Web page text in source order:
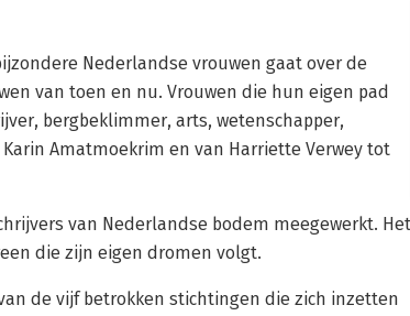
Nederlandse vrouwen gaat over de
van toen en nu. Vrouwen die hun eigen pad
bergbeklimmer, arts, wetenschapper,
Amatmoekrim en van Harriette Verwey tot
van Nederlandse bodem meegewerkt. Het
die zijn eigen dromen volgt.
de vijf betrokken stichtingen die zich inzetten